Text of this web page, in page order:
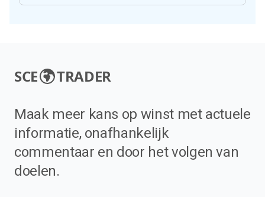
SCE TRADER
Maak meer kans op winst met actuele
informatie, onafhankelijk
commentaar en door het volgen van
doelen.